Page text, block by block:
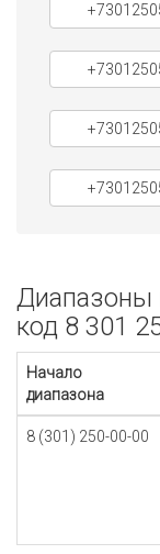
Диапазоны
код 8 301
Начало
диапазона
8 (301) 250-00-00